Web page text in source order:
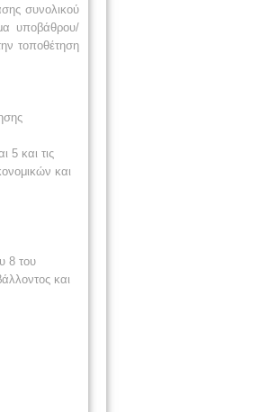
συνολικού
υποβάθρου/
τοποθέτηση
5 και τις
και
8 του
και